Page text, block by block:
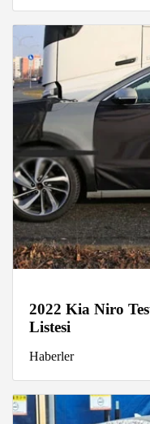
2022 Kia Niro
Listesi
Haberler